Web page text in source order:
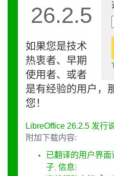
26.2.5
如果您是技术
热衷者、早期
使用者、或者
是有经验的用户，
您！
LibreOffice 26.2.5 发行
附加下载内容:
已翻译的用户界
子, 信息)